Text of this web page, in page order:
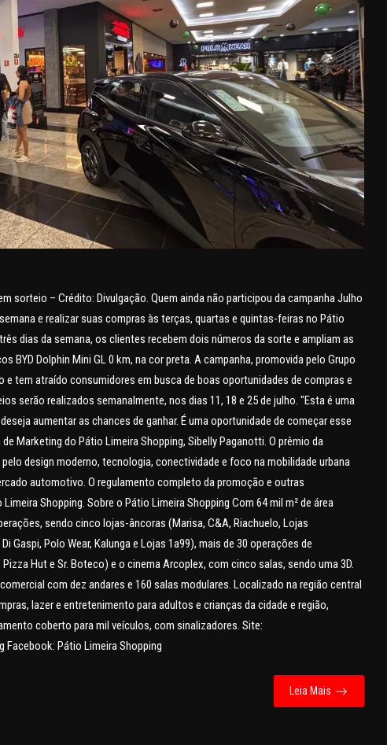
sorteio – Crédito: Divulgação. Quem ainda não participou da campanha Julho
e realizar suas compras às terças, quartas e quintas-feiras no Pátio
dias da semana, os clientes recebem dois números da sorte e ampliam as
Dolphin Mini GL 0 km, na cor preta. A campanha, promovida pelo Grupo
e tem atraído consumidores em busca de boas oportunidades de compras e
serão realizados semanalmente, nos dias 11, 18 e 25 de julho. "Esta é uma
aumentar as chances de ganhar. É uma oportunidade de começar esse
Marketing do Pátio Limeira Shopping, Sibelly Paganotti. O prêmio da
design moderno, tecnologia, conectividade e foco na mobilidade urbana
automotivo. O regulamento completo da promoção e outras
Shopping. Sobre o Pátio Limeira Shopping Com 64 mil m² de área
sendo cinco lojas-âncoras (Marisa, C&A, Riachuelo, Lojas
Gaspi, Polo Wear, Kalunga e Lojas 1a99), mais de 30 operações de
Hut e Sr. Boteco) e o cinema Arcoplex, com cinco salas, sendo uma 3D.
com dez andares e 160 salas modulares. Localizado na região central
lazer e entretenimento para adultos e crianças da cidade e região,
coberto para mil veículos, com sinalizadores. Site:
Pátio Limeira Shopping
Leia Mais